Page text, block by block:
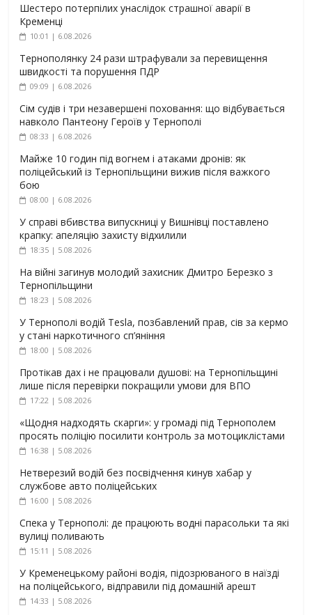
Шестеро потерпілих унаслідок страшної аварії в
Кременці
10:01 | 6.08.2026
Тернополянку 24 рази штрафували за перевищення
швидкості та порушення ПДР
09:09 | 6.08.2026
Сім судів і три незавершені поховання: що відбувається
навколо Пантеону Героїв у Тернополі
08:33 | 6.08.2026
Майже 10 годин під вогнем і атаками дронів: як
поліцейський із Тернопільщини вижив після важкого
бою
08:00 | 6.08.2026
У справі вбивства випускниці у Вишнівці поставлено
крапку: апеляцію захисту відхилили
18:35 | 5.08.2026
На війні загинув молодий захисник Дмитро Березко з
Тернопільщини
18:23 | 5.08.2026
У Тернополі водій Tesla, позбавлений прав, сів за кермо
у стані наркотичного сп’яніння
18:00 | 5.08.2026
Протікав дах і не працювали душові: на Тернопільщині
лише після перевірки покращили умови для ВПО
17:22 | 5.08.2026
«Щодня надходять скарги»: у громаді під Тернополем
просять поліцію посилити контроль за мотоциклістами
16:38 | 5.08.2026
Нетверезий водій без посвідчення кинув хабар у
службове авто поліцейських
16:00 | 5.08.2026
Спека у Тернополі: де працюють водні парасольки та які
вулиці поливають
15:11 | 5.08.2026
У Кременецькому районі водія, підозрюваного в наїзді
на поліцейського, відправили під домашній арешт
14:33 | 5.08.2026